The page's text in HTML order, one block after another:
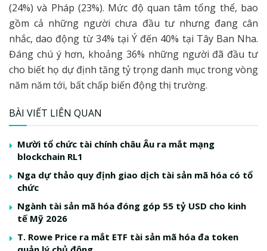
(24%) và Pháp (23%). Mức độ quan tâm tổng thể, bao
gồm cả những người chưa đầu tư nhưng đang cân
nhắc, dao động từ 34% tại Ý đến 40% tại Tây Ban Nha.
Đáng chú ý hơn, khoảng 36% những người đã đầu tư
cho biết họ dự định tăng tỷ trọng danh mục trong vòng
năm năm tới, bất chấp biến động thị trường.
BÀI VIẾT LIÊN QUAN
Mười tổ chức tài chính châu Âu ra mắt mạng
blockchain RL1
Nga dự thảo quy định giao dịch tài sản mã hóa có tổ
chức
Ngành tài sản mã hóa đóng góp 55 tỷ USD cho kinh
tế Mỹ 2026
T. Rowe Price ra mắt ETF tài sản mã hóa đa token